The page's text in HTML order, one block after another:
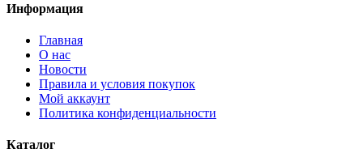
Информация
Главная
О нас
Новости
Правила и условия покупок
Мой аккаунт
Политика конфиденциальности
Каталог